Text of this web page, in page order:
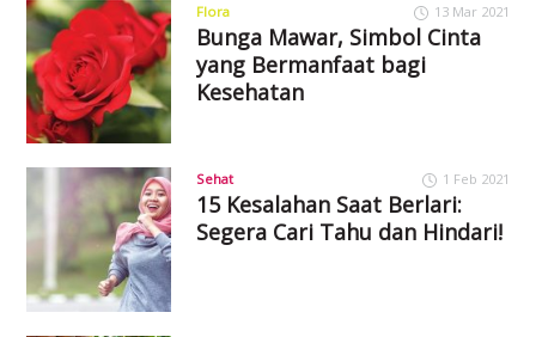
Flora 13 Mar 2021
Bunga Mawar, Simbol Cinta
yang Bermanfaat bagi
Kesehatan
Sehat 1 Feb 2021
15 Kesalahan Saat Berlari:
Segera Cari Tahu dan Hindari!